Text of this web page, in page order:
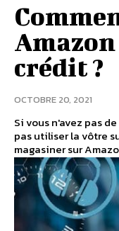
crédit ?
OCTOBRE 20, 2021
Si vous n'avez pas
pas utiliser la vôtre
magasiner sur